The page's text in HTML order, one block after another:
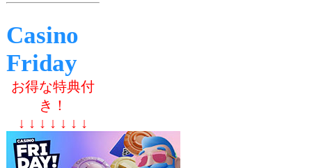
Casino
Friday
お得な特典付
き！
↓ ↓ ↓ ↓ ↓ ↓ ↓